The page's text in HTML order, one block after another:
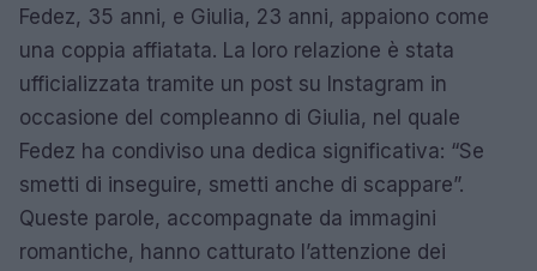
Fedez, 35 anni, e Giulia, 23 anni, appaiono come
una coppia affiatata. La loro relazione è stata
ufficializzata tramite un post su Instagram in
occasione del compleanno di Giulia, nel quale
Fedez ha condiviso una dedica significativa: “Se
smetti di inseguire, smetti anche di scappare”.
Queste parole, accompagnate da immagini
romantiche, hanno catturato l’attenzione dei